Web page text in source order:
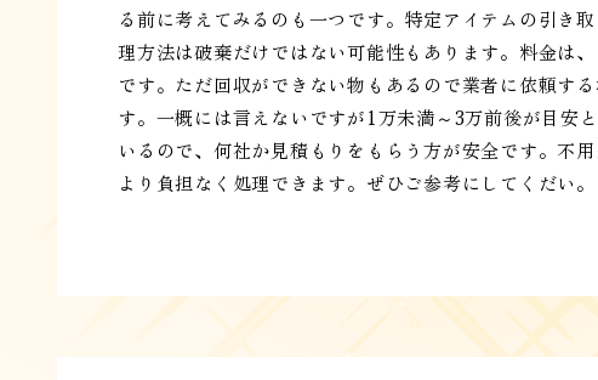
る前に考えてみるのも一つです。特定アイテムの引き
理方法は破棄だけではない可能性もあります。料金は
です。ただ回収ができない物もあるので業者に依頼す
す。一概には言えないですが1万未満～3万前後が目安
いるので、何社か見積もりをもらう方が安全です。不
より負担なく処理できます。ぜひご参考にしてくだい。